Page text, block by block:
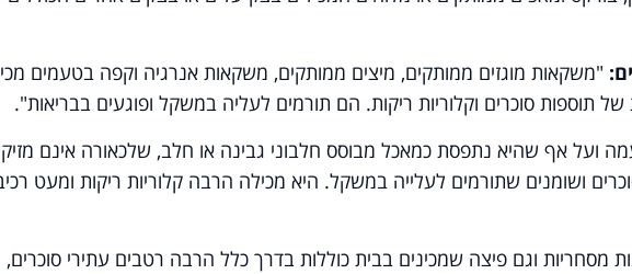
"משקאות מוגזים ממותקים, מיצים ממותקים, משקאות אנרגיה וקפה בטעמים
תוספות סוכרים וקלוריות ריקות. הם תורמים לעליה במשקל ופוגעים בבריאות".
ועל אף שהיא נתפסת כמאכל מבוסס חלבוני גבינה או חלב, שלכאורה אינם
ושומנים שתורמים לעלייה במשקל. היא מכילה הרבה קלוריות ריקות ומעט
מסחריות וגם פיצה שמכינים בבית כוללות בדרך כלל הרבה רטבים עתירי סוכרים,